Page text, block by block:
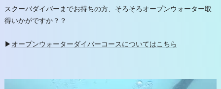
スクーバダイバーまでお持ちの方、そろそろオープンウォーター取
得いかがですか？？
▶ オープンウォーターダイバーコースについてはこちら